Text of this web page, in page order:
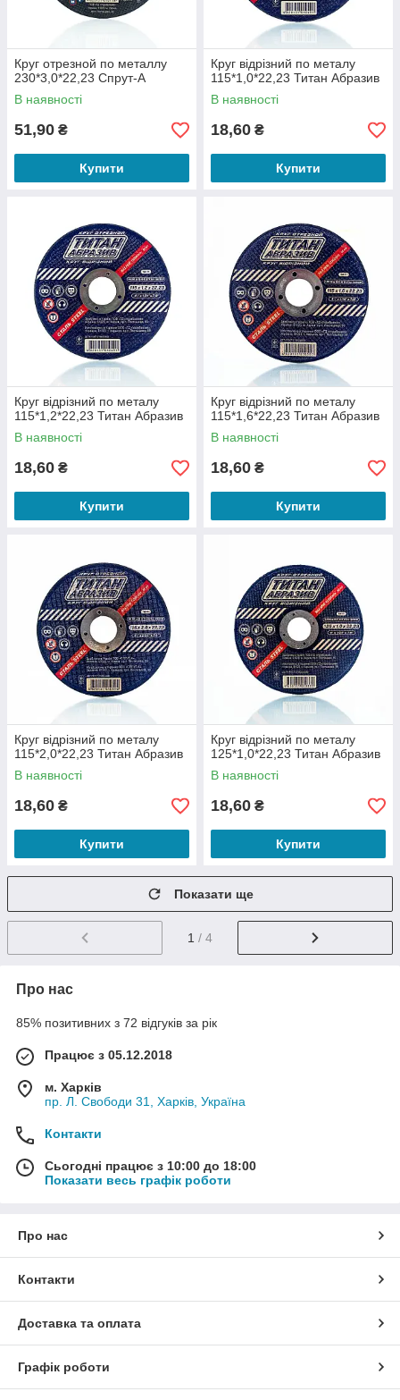
Круг отрезной по металлу
230*3,0*22,23 Спрут-А
В наявності
51,90 ₴
Купити
Круг відрізний по металу
115*1,0*22,23 Титан Абразив
В наявності
18,60 ₴
Купити
Круг відрізний по металу
115*1,2*22,23 Титан Абразив
В наявності
18,60 ₴
Купити
Круг відрізний по металу
115*1,6*22,23 Титан Абразив
В наявності
18,60 ₴
Купити
Круг відрізний по металу
115*2,0*22,23 Титан Абразив
В наявності
18,60 ₴
Купити
Круг відрізний по металу
125*1,0*22,23 Титан Абразив
В наявності
18,60 ₴
Купити
Показати ще
1 / 4
Про нас
85% позитивних з 72 відгуків за рік
Працює з 05.12.2018
м. Харків
пр. Л. Свободи 31, Харків, Україна
Контакти
Сьогодні працює з 10:00 до 18:00
Показати весь графік роботи
Про нас
Контакти
Доставка та оплата
Графік роботи